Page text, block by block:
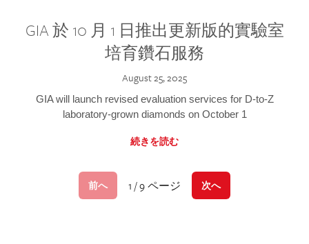
GIA 於 10 月 1 日推出更新版的實驗室
培育鑽石服務
August 25, 2025
GIA will launch revised evaluation services for D-to-Z
laboratory-grown diamonds on October 1
続きを読む
前へ 1 / 9 ページ 次へ